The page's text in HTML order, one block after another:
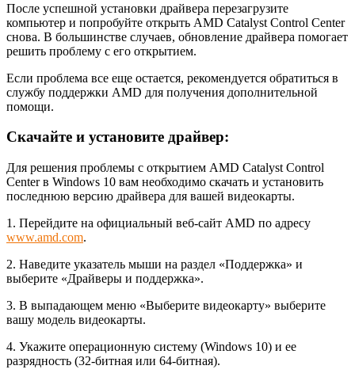
После успешной установки драйвера перезагрузите
компьютер и попробуйте открыть AMD Catalyst Control Center
снова. В большинстве случаев, обновление драйвера помогает
решить проблему с его открытием.
Если проблема все еще остается, рекомендуется обратиться в
службу поддержки AMD для получения дополнительной
помощи.
Скачайте и установите драйвер:
Для решения проблемы с открытием AMD Catalyst Control
Center в Windows 10 вам необходимо скачать и установить
последнюю версию драйвера для вашей видеокарты.
1. Перейдите на официальный веб-сайт AMD по адресу
www.amd.com.
2. Наведите указатель мыши на раздел «Поддержка» и
выберите «Драйверы и поддержка».
3. В выпадающем меню «Выберите видеокарту» выберите
вашу модель видеокарты.
4. Укажите операционную систему (Windows 10) и ее
разрядность (32-битная или 64-битная).